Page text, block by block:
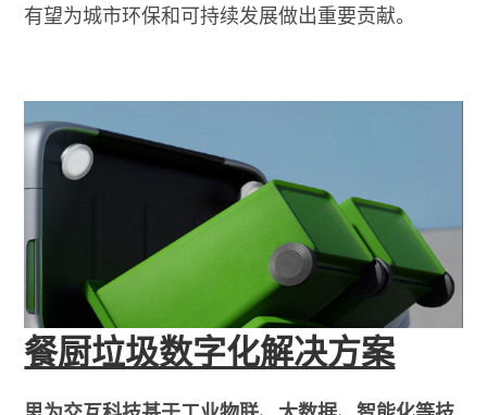
有望为城市环保和可持续发展做出重要贡献。
餐厨垃圾数字化解决方案